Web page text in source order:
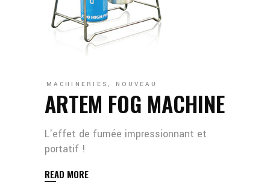
MACHINERIES, NOUVEAU
ARTEM FOG MACHINE
L'effet de fumée impressionnant et
portatif !
READ MORE